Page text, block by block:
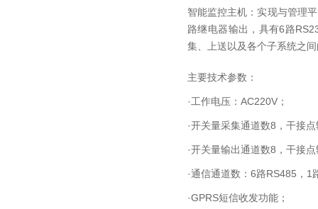
智能监控主机：实现与管理
路继电器输出，具有6路
集、上送以及各个子系统之
主要技术参数：
·工作电压：AC220V；
·开关量采集通道数8，干接
·开关量输出通道数8，干接
·通信通道数：6路RS485，1
·GPRS短信收发功能；